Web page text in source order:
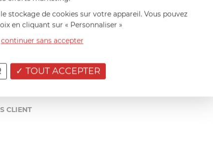
dans des matières nobles et précieuses
de leur savoir-faire artisinal français d'exception,
CHOIX
CLIENT
stockage de cookies sur votre appareil. Vous pouvez
en cliquant sur « Personnaliser »
continuer sans accepter
TOUT ACCEPTER